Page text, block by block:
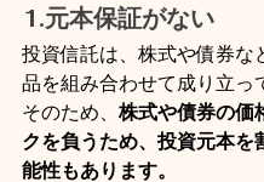
1.元本保証がない
投資信託は、株式や債券な
品を組み合わせて成り立っ
そのため、 株式や債券の価
クを負うため、投資元本を
能性もあります。